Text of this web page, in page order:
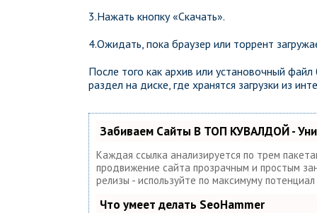
3.Нажать кнопку «Скачать».
4.Ожидать, пока браузер или торрент
После того как архив или установочный
раздел на диске, где хранятся загрузки из
Забиваем Сайты В ТОП КУВАЛДОЙ -
Каждая ссылка анализируется по трем
продвижение сайта прозрачным и простым
релизы - используйте по максимуму
Что умеет делать SeoHammer